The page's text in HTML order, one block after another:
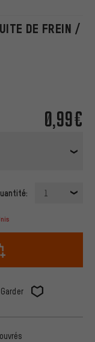
DE FREIN /
0,99€
1
Garder